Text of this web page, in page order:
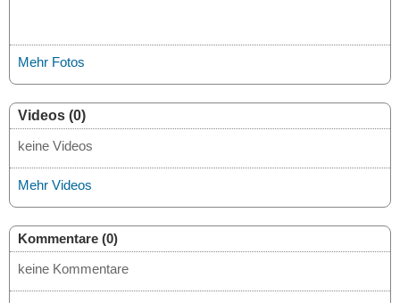
Mehr Fotos
Videos (0)
keine Videos
Mehr Videos
Kommentare (0)
keine Kommentare